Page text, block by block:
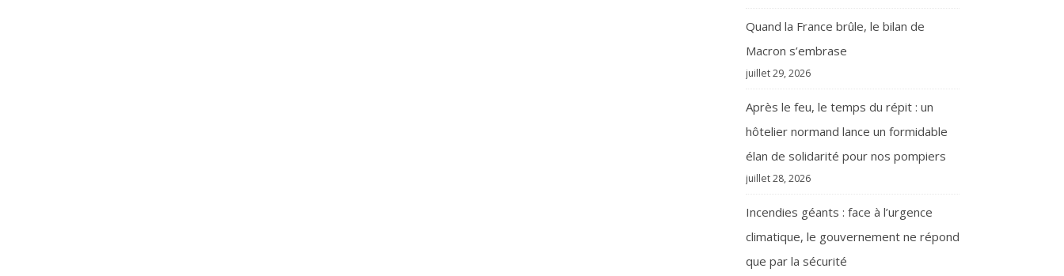
Quand la France brûle, le bilan de
Macron s’embrase
juillet 29, 2026
Après le feu, le temps du répit : un
hôtelier normand lance un formidable
élan de solidarité pour nos pompiers
juillet 28, 2026
Incendies géants : face à l’urgence
climatique, le gouvernement ne répond
que par la sécurité